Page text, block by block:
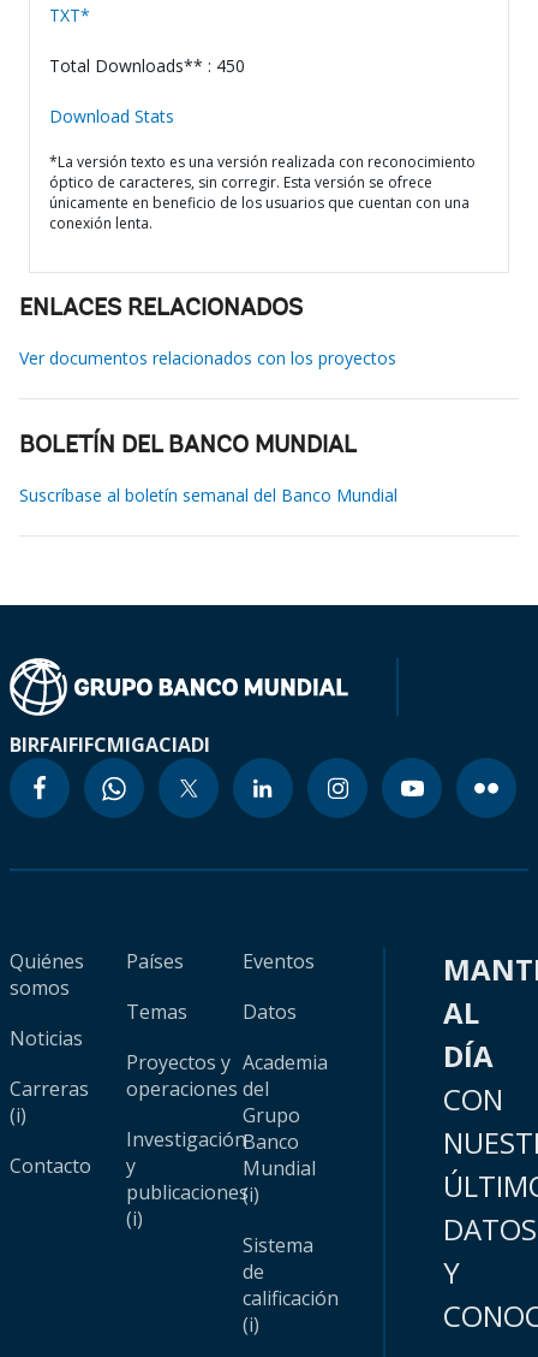
TXT*
Total Downloads** : 450
Download Stats
*La versión texto es una versión realizada con reconocimiento
óptico de caracteres, sin corregir. Esta versión se ofrece
únicamente en beneficio de los usuarios que cuentan con una
conexión lenta.
ENLACES RELACIONADOS
Ver documentos relacionados con los proyectos
BOLETÍN DEL BANCO MUNDIAL
Suscríbase al boletín semanal del Banco Mundial
BIRFAIFIFCMIGACIADI
Quiénes
somos
Noticias
Carreras
(i)
Contacto
Países
Temas
Proyectos y
operaciones
Investigación
y
publicaciones
(i)
Eventos
Datos
Academia
del
Grupo
Banco
Mundial
(i)
Sistema
de
calificación
(i)
AL
DÍA
CON
DATOS
Y